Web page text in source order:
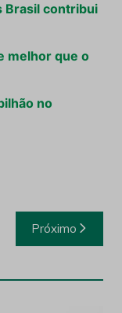
Brasil contribui
melhor que o
no
Próximo